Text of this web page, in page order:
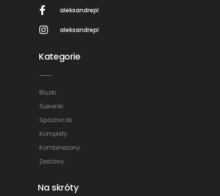
aleksandrepl
aleksandrepl
Kategorie
Bluzki
Sukienki
Spódniczki
Komplety
Kombinezony
Zestawy
Na skróty